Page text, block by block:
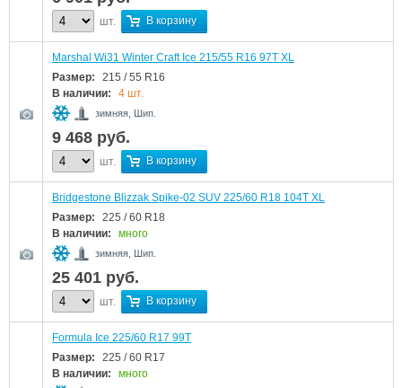
шт. В корзину
Marshal Wi31 Winter Craft Ice 215/55 R16 97T XL
Размер:
215 / 55 R16
В наличии:
4 шт.
зимняя, Шип.
9 468 руб.
шт. В корзину
Bridgestone Blizzak Spike-02 SUV 225/60 R18 104T XL
Размер:
225 / 60 R18
В наличии:
много
зимняя, Шип.
25 401 руб.
шт. В корзину
Formula Ice 225/60 R17 99T
Размер:
225 / 60 R17
В наличии:
много